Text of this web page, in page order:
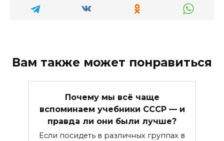
Вам также может понравиться
Почему мы всё чаще
вспоминаем учебники СССР — и
правда ли они были лучше?
Если посидеть в различных группах в